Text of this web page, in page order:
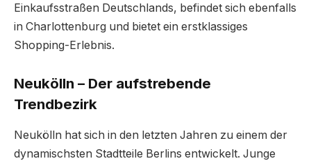
Einkaufsstraßen Deutschlands, befindet sich ebenfalls
in Charlottenburg und bietet ein erstklassiges
Shopping-Erlebnis.
Neukölln – Der aufstrebende
Trendbezirk
Neukölln hat sich in den letzten Jahren zu einem der
dynamischsten Stadtteile Berlins entwickelt. Junge